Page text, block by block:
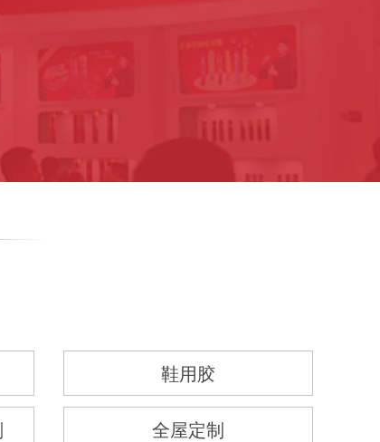
鞋用胶
全屋定制